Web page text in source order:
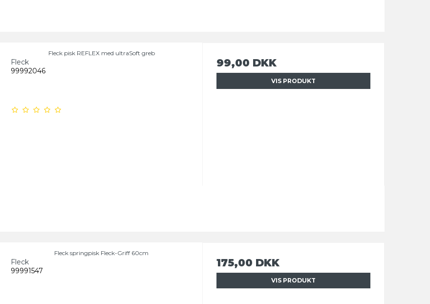
Fleck pisk REFLEX med ultraSoft greb
Fleck
99992046
99,00 DKK
VIS PRODUKT
Fleck springpisk Fleck-Griff 60cm
Fleck
99991547
175,00 DKK
VIS PRODUKT